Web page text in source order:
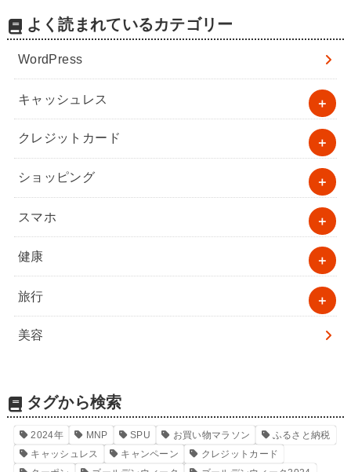
よく読まれているカテゴリー
WordPress
キャッシュレス
クレジットカード
ショッピング
スマホ
健康
旅行
美容
タグから検索
2024年 MNP SPU お買い物マラソン
ふるさと納税
キャッシュレス
キャンペーン
クレジットカード